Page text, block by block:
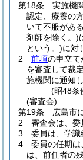
第18条
実施機
認定、療養の
いて不服があ
剤師を除く。)
という。)に対
2
前項の申立て
を審査して裁
施機関に通知
(昭48条
(審査会)
第19条
広島市
2
審査会は、委
3
委員は、学識
4
委員の任期は
は、前任者の